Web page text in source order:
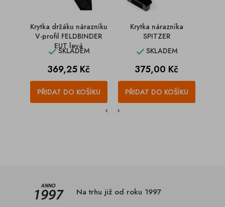
Krytka držáku nárazníku
V-profil FELDBINDER
EUT levá
SKLADEM
Cena
369,25 Kč
PŘIDAT DO KOŠÍKU
Krytka nárazníka
SPITZER
SKLADEM
Cena
375,00 Kč
PŘIDAT DO KOŠÍKU
Na trhu již od roku 1997